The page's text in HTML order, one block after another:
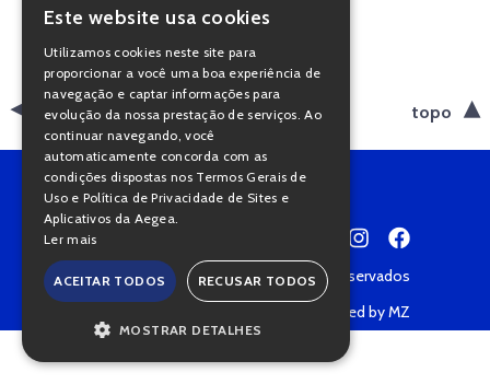
voltar topo
Copyright © 2022 • Todos os direitos reservados
Powered by MZ
PORTUGUESE
Este website usa cookies
Utilizamos cookies neste site para
proporcionar a você uma boa experiência de
navegação e captar informações para
evolução da nossa prestação de serviços. Ao
continuar navegando, você
automaticamente concorda com as
condições dispostas nos Termos Gerais de
Uso e Política de Privacidade de Sites e
Aplicativos da Aegea.
Ler mais
ACEITAR TODOS RECUSAR TODOS
MOSTRAR DETALHES